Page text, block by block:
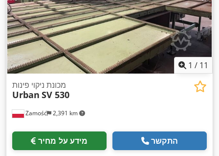
1 / 11
Zamość 2,391 km
מכונת ניקוי פינות
Urban SV 530
מידע על מחיר התקשר